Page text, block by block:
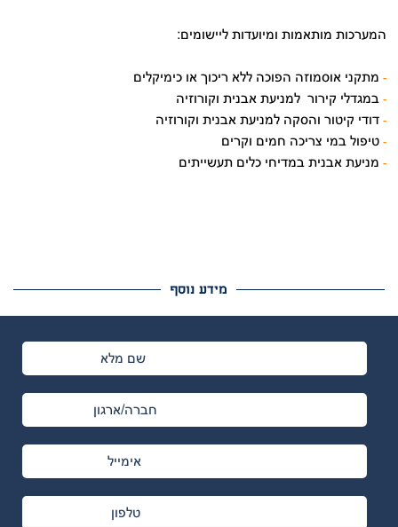
:המערכות מותאמות ומיועדות ליישומים
מתקני אוסמוזה הפוכה ללא ריכוך או כימיקלים -
-
דודי קיטור והסקה למניעת אבנית וקורוזיה -
טיפול במי צריכה חמים וקרים -
-
מידע נוסף